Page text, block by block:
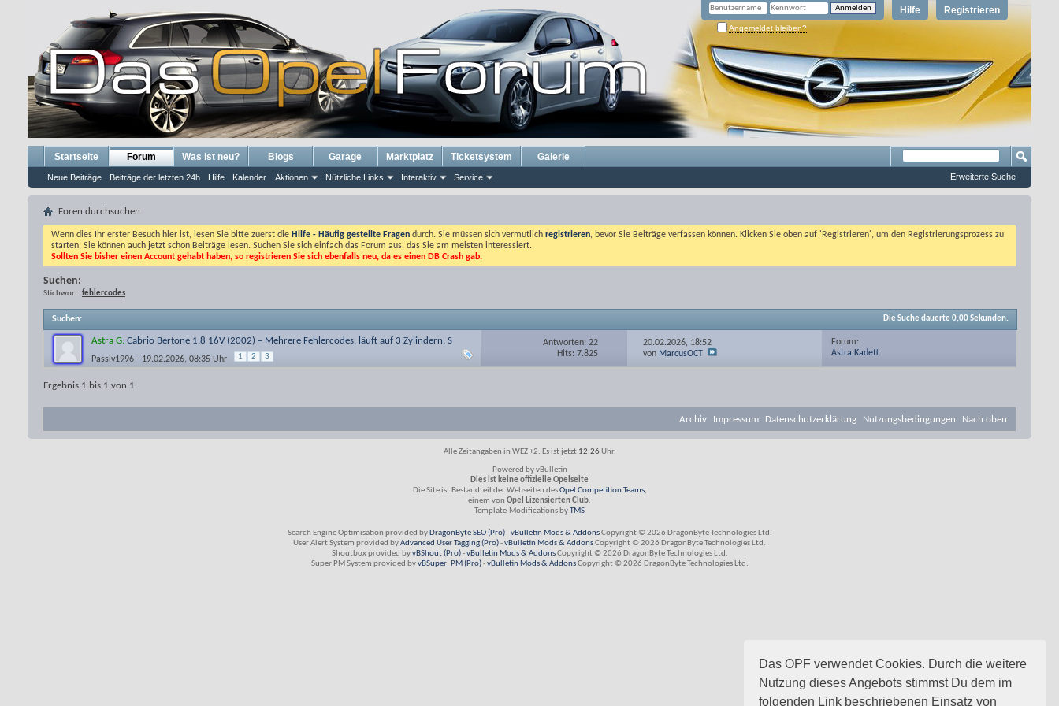
Das OPF verwendet Cookies. Durch die weitere
Nutzung dieses Angebots stimmst Du dem im
folgenden Link beschriebenen Einsatz von
Registrieren
Hilfe
Angemeldet bleiben?
Startseite Forum
Neue Beiträge Beiträge der letzten 24h Hilfe Kalender Aktionen Nützliche Links Interaktiv Service
Was ist neu? Blogs Garage Marktplatz Ticketsystem Galerie
Erweiterte Suche
Foren durchsuchen
Wenn dies Ihr erster Besuch hier ist, lesen Sie bitte zuerst die Hilfe - Häufig gestellte Fragen durch. Sie müssen sich vermutlich registrieren, bevor Sie Beiträge verfassen können. Klicken Sie oben auf 'Registrieren', um den Registrierungsprozess zu
starten. Sie können auch jetzt schon Beiträge lesen. Suchen Sie sich einfach das Forum aus, das Sie am meisten interessiert.
Sollten Sie bisher einen Account gehabt haben, so registrieren Sie sich ebenfalls neu, da es einen DB Crash gab.
Suchen:
Stichwort: fehlercodes
Suchen: Die Suche dauerte 0,00Sekunden.
Astra G: Cabrio Bertone 1.8 16V (2002) – Mehrere Fehlercodes, läuft auf 3 Zylindern, S
Passiv1996 - 19.02.2026, 08:35 Uhr 1 2 3
Antworten: 22
Hits: 7.825
20.02.2026, 18:52
von MarcusOCT
Forum:
Astra,Kadett
Ergebnis 1 bis 1 von 1
Archiv Impressum Datenschutzerklärung Nutzungsbedingungen Nach oben
Alle Zeitangaben in WEZ +2. Es ist jetzt 12:26Uhr.
Powered by vBulletin
Dies ist keine offizielle Opelseite
Die Site ist Bestandteil der Webseiten desOpel Competition Teams,
einem von Opel Lizensierten Club.
Template-Modifications byTMS
Search Engine Optimisation provided by DragonByte SEO (Pro)-vBulletin Mods & AddonsCopyright © 2026 DragonByte Technologies Ltd.
User Alert System provided byAdvanced User Tagging (Pro)-vBulletin Mods & AddonsCopyright © 2026 DragonByte Technologies Ltd.
Shoutbox provided byvBShout (Pro)-vBulletin Mods & AddonsCopyright © 2026 DragonByte Technologies Ltd.
Super PM System provided byvBSuper_PM (Pro)-vBulletin Mods & AddonsCopyright © 2026 DragonByte Technologies Ltd.